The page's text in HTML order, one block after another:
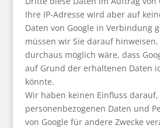
Ihre IP-Adresse wird aber auf
Daten von Google in Verbindung
müssen wir Sie darauf
durchaus möglich wäre, dass
auf Grund der erhaltenen Daten
könnte.
Wir haben keinen Einfluss
personenbezogenen Daten und
von Google für andere Zwecke